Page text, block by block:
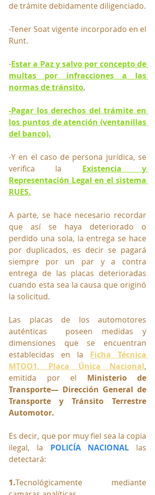
de trámite debidamente diligenciado.
-Tener Soat vigente incorporado en el
Runt.
-Estar a Paz y salvo por concepto de
multas por infracciones a las
normas de tránsito,
-Pagar los derechos del trámite en
los puntos de atención (ventanillas
del banco).
-Y en el caso de persona jurídica, se
verifica la Existencia y
Representación Legal en el sistema
RUES.
A parte, se hace necesario recordar
que así se haya deteriorado o
perdido una sola, la entrega se hace
por duplicados, es decir se pagará
siempre por un par y a contra
entrega de las placas deterioradas
cuando esta sea la causa que originó
la solicitud.
Las placas de los automotores
auténticas  poseen medidas y
dimensiones que se encuentran
establecidas en la Ficha Técnica
MTOO1, Placa Única Nacional,
emitida por el Ministerio de
Transporte— Dirección General de
Transporte y Tránsito Terrestre
Automotor.
Es decir, que por muy fiel sea la copia
ilegal, la POLICÍA NACIONAL las
detectará:
1.Tecnológicamente mediante